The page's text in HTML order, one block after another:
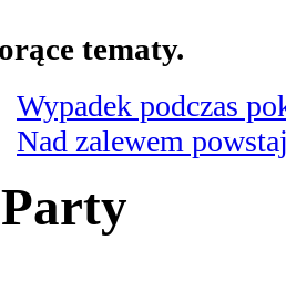
tematy.
Wypadek podczas
Nad zalewem